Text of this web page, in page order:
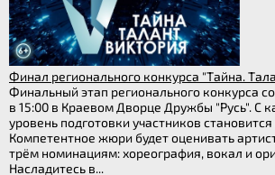
Финал регионального конкурса "Тайна.
Финальный этап регионального конкурса
в 15:00 в Краевом Дворце Дружбы "Русь". С
уровень подготовки участников
Компетентное жюри будет оценивать
трём номинациям: хореография, вокал и
Насладитесь в...